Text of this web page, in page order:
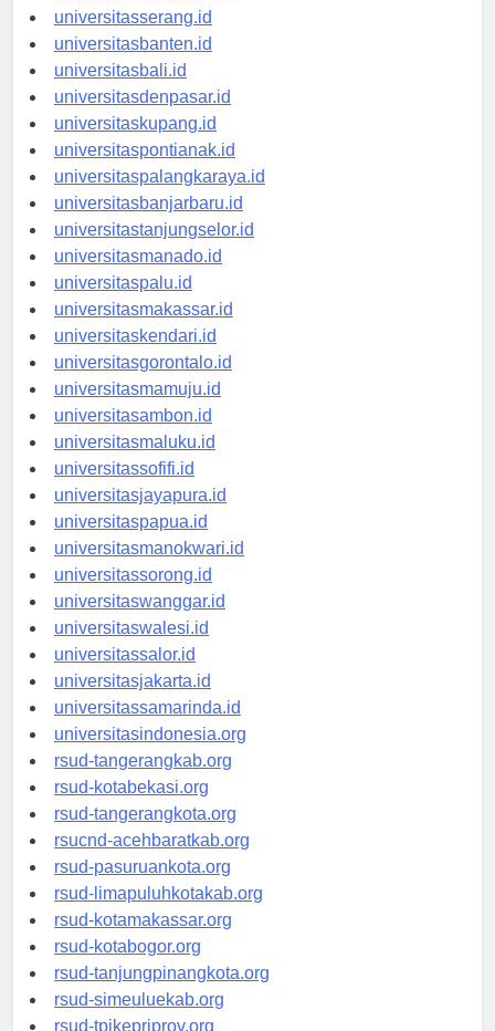
universitassurabaya.id
universitasserang.id
universitasbanten.id
universitasbali.id
universitasdenpasar.id
universitaskupang.id
universitaspontianak.id
universitaspalangkaraya.id
universitasbanjarbaru.id
universitastanjungselor.id
universitasmanado.id
universitaspalu.id
universitasmakassar.id
universitaskendari.id
universitasgorontalo.id
universitasmamuju.id
universitasambon.id
universitasmaluku.id
universitassofifi.id
universitasjayapura.id
universitaspapua.id
universitasmanokwari.id
universitassorong.id
universitaswanggar.id
universitaswalesi.id
universitassalor.id
universitasjakarta.id
universitassamarinda.id
universitasindonesia.org
rsud-tangerangkab.org
rsud-kotabekasi.org
rsud-tangerangkota.org
rsucnd-acehbaratkab.org
rsud-pasuruankota.org
rsud-limapuluhkotakab.org
rsud-kotamakassar.org
rsud-kotabogor.org
rsud-tanjungpinangkota.org
rsud-simeuluekab.org